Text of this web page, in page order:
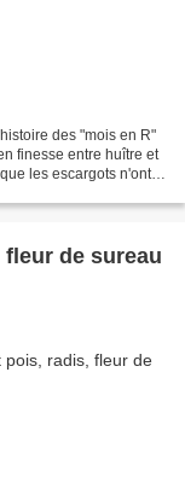
des "mois en R"
finesse entre huître et
les escargots n'ont
de sureau